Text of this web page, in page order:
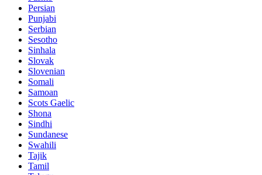
Persian
Punjabi
Serbian
Sesotho
Sinhala
Slovak
Slovenian
Somali
Samoan
Scots Gaelic
Shona
Sindhi
Sundanese
Swahili
Tajik
Tamil